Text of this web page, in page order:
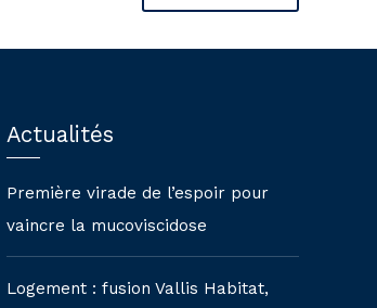
Actualités
Première virade de l’espoir pour
vaincre la mucoviscidose
Logement : fusion Vallis Habitat,